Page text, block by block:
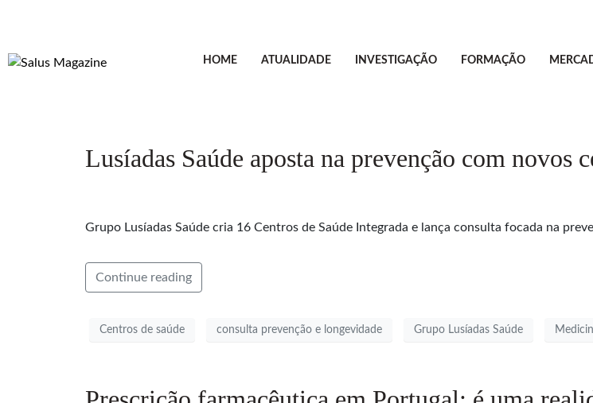
HOME ATUALIDADE INVESTIGAÇÃO FORMAÇÃO
Lusíadas Saúde aposta na prevenção com novos
Grupo Lusíadas Saúde cria 16 Centros de Saúde Integrada e lança consulta focada na
Continue reading
Centros de saúde consulta prevenção e longevidade Grupo Lusíadas Saúde